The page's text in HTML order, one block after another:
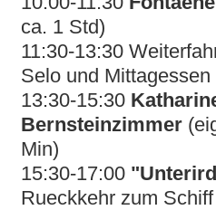
ca. 1 Std)
11:30-13:30
Selo und Mittagessen
13:30-15:30
Bernsteinzimmer
Min)
15:30-17:00
Rueckkehr zum